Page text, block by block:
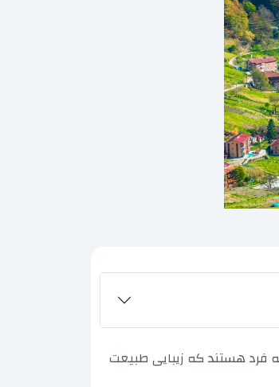
فرد هستند که زیبایی طبیعت